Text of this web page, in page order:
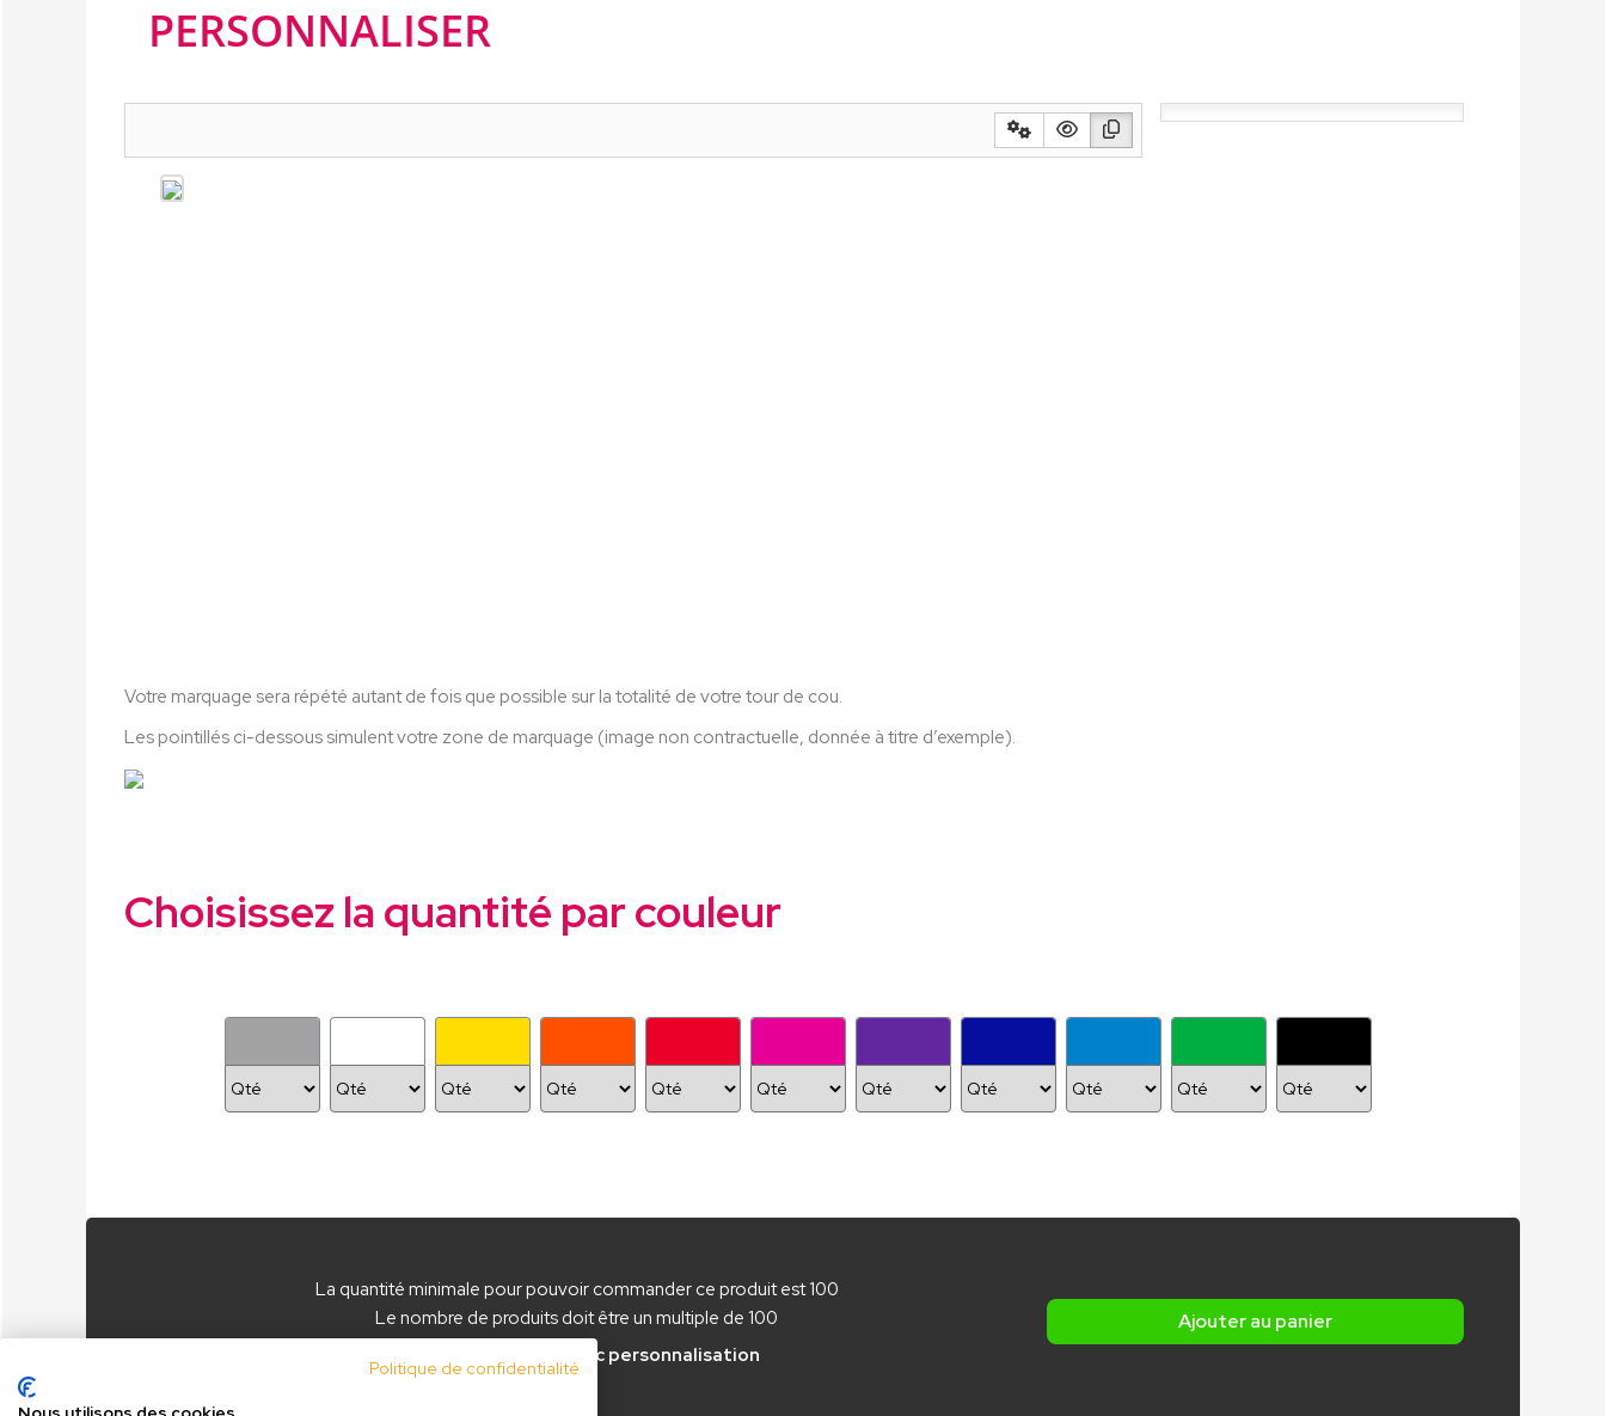
PERSONNALISER
Votre marquage sera répété autant de fois que possible sur la totalité de votre tour de cou.
Les pointillés ci-dessous simulent votre zone de marquage (image non contractuelle, donnée à titre d’exemple).
Choisissez la quantité par couleur
La quantité minimale pour pouvoir commander ce produit est 100
Le nombre de produits doit être un multiple de 100
avec personnalisation
Ajouter au panier
Politique de confidentialité